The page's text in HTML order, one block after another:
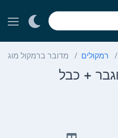
רמקולים מדובר ברמקול
+ כבל